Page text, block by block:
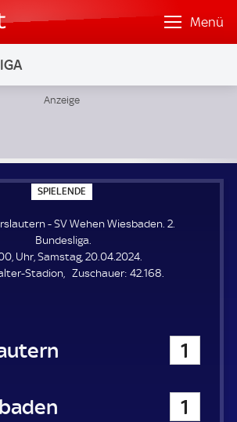
Menü
SPIELENDE
P
E
E
N
E
- SV Wehen Wiesbaden. 2.
Bundesliga.
Uhr, Samstag, 20.04.2024.
Stadion
Zuschauer: Z
42.168.
1
Wiesbaden 1